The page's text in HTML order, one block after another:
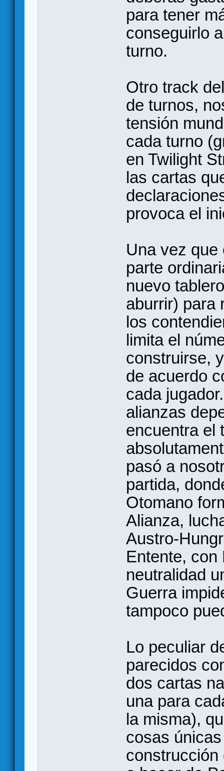
para tener
conseguirlo
turno.
Otro track
de turnos,
tensión
cada turno
en Twilight
las cartas
provoca el
Una vez que
parte
nuevo
aburrir) para
los
limita el
construirse,
de acuerdo
cada
alianzas
encuentra el
pasó a
partida,
Otomano
Alianza,
Austro-
Entente, con
neutralidad
Guerra
tampoco
Lo peculiar
parecidos
dos cartas
una para
la misma),
cosas
construcción